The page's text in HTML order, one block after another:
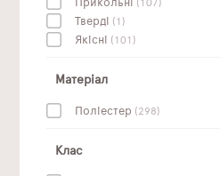
Прикольні (107)
Тверді (1)
Якісні (101)
Матеріал
Поліестер (298)
Клас